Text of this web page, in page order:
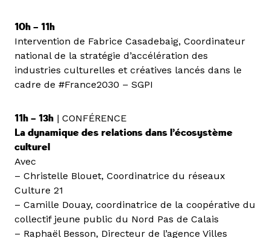
10h – 11h
Intervention de Fabrice Casadebaig, Coordinateur
national de la stratégie d’accélération des
industries culturelles et créatives lancés dans le
cadre de #France2030 – SGPI
11h – 13h | CONFÉRENCE
La dynamique des relations dans l’écosystème
culturel
Avec
– Christelle Blouet, Coordinatrice du réseaux
Culture 21
– Camille Douay, coordinatrice de la coopérative du
collectif jeune public du Nord Pas de Calais
– Raphaël Besson, Directeur de l’agence Villes